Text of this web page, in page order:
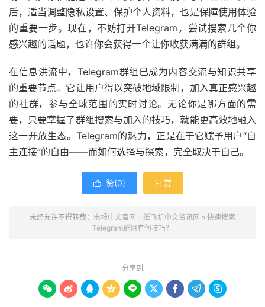
后，适当调整隐私设置、保护个人资料，也是保障使用体验
的重要一步。现在，不妨打开Telegram，尝试搜索几个你
感兴趣的话题，也许你会获得一个让你收获满满的群组。
在信息洪流中，Telegram群组已成为内容交流与知识共享
的重要节点。它让用户得以突破地域限制，加入真正感兴趣
的社群，参与全球范围的实时讨论。无论你是哪方面的需
要，只要掌握了群组搜索与加入的技巧，就能更高效地融入
这一开放生态。Telegram的魅力，正是在于它赋予用户“自
主连接”的自由——而如何选择与探索，完全取决于自己。
 赞(0) 打赏
未经允许不得转载： 电报中文官网 - 纸飞机中文资讯网 » 快速搜索
Telegram群组有何技巧？
分享到
        